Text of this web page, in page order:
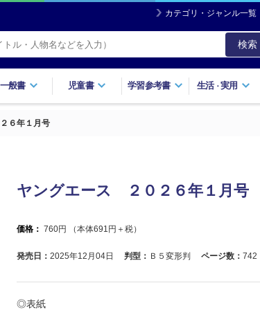
カテゴリ・ジャンル一覧
検索
一般書 児童書 学習参考書 生活・実用
６年１月号
ヤングエース ２０２６年１月号
価格： 760円 （本体691 円＋税）
発売日： 2025年12月04日 判型： Ｂ５変形判 ページ数： 742
◎表紙